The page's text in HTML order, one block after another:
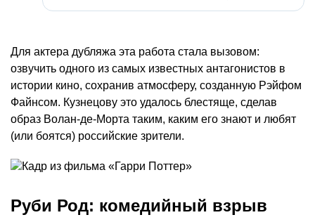
Для актера дубляжа эта работа стала вызовом:
озвучить одного из самых известных антагонистов в
истории кино, сохранив атмосферу, созданную Рэйфом
Файнсом. Кузнецову это удалось блестяще, сделав
образ Волан-де-Морта таким, каким его знают и любят
(или боятся) российские зрители.
Руби Род: комедийный взрыв